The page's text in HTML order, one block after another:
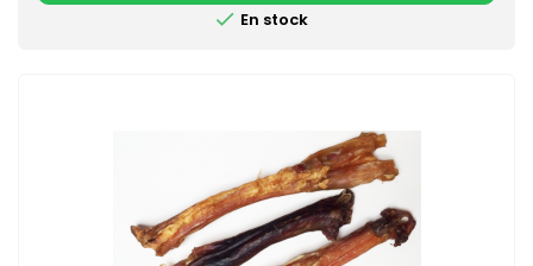
 En stock